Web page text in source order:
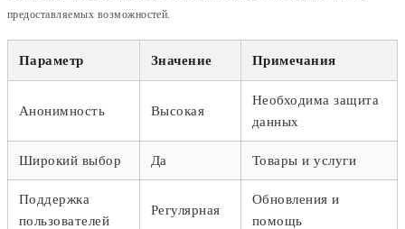
предоставляемых возможностей.
Параметр Значение Примечания
Анонимность Высокая
Необходима защита
данных
Широкий выбор Да Товары и услуги
Поддержка
пользователей
Регулярная
Обновления и
помощь